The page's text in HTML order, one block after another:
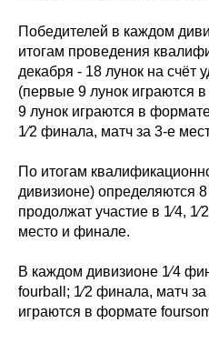
Победителей в каждом
итогам проведения
декабря - 18 лунок на счёт
(первые 9 лунок играются
9 лунок играются в
1⁄2 финала, матч за 3-е
По итогам
дивизионе) определяются
продолжат участие в 1⁄4,
место и финале.
В каждом дивизионе 1⁄4
fourball; 1⁄2 финала, матч
играются в формате